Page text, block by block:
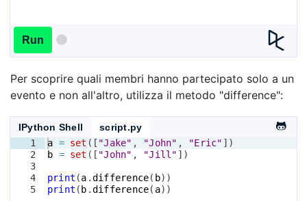
Run
Per scoprire quali membri hanno partecipato solo a un
evento e non all'altro, utilizza il metodo "difference":
IPython Shell
script.py
1
2
3
4
5
a = set ([ "Jake" , "John" , "Eric" ])
b = set ([ "John" , "Jill" ])
print (a .difference( b))
print ( b .difference( a))